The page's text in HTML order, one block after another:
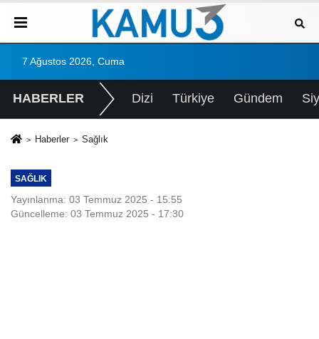
7 Ağustos 2026, Cuma
HABERLER Dizi Türkiye Gündem
Haberler Sağlık
SAĞLIK
Yayınlanma: 03 Temmuz 2025 - 15:55
Güncelleme: 03 Temmuz 2025 - 17:30